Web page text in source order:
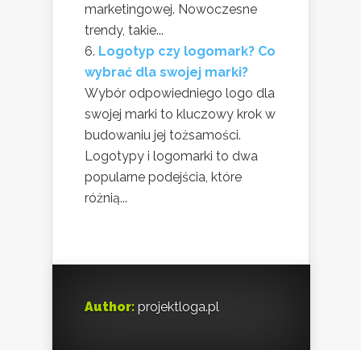
marketingowej. Nowoczesne
trendy, takie...
Logotyp czy logomark? Co
wybrać dla swojej marki?
Wybór odpowiedniego logo dla
swojej marki to kluczowy krok w
budowaniu jej tożsamości.
Logotypy i logomarki to dwa
popularne podejścia, które
różnią...
Author: projektloga.pl